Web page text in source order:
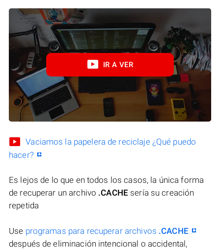
IR A VER
Vaciamos la papelera de reciclaje ¿Qué puedo
hacer?
Es lejos de lo que en todos los casos, la única forma
de recuperar un archivo .CACHE sería su creación
repetida
Use programas para recuperar archivos .CACHE
después de eliminación intencional o accidental,